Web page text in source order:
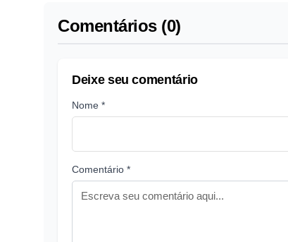
Comentários (0)
Deixe seu comentário
Nome *
Comentário *